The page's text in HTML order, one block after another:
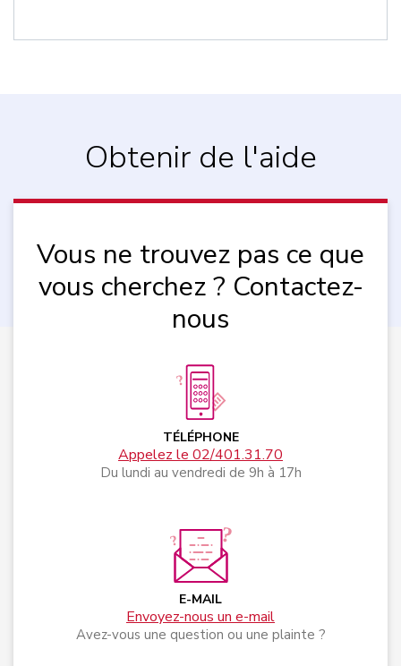
Obtenir de l'aide
Vous ne trouvez pas ce que
vous cherchez ? Contactez-
nous
TÉLÉPHONE
Appelez le 02/401.31.70
Du lundi au vendredi de 9h à 17h
E-MAIL
Envoyez-nous un e-mail
Avez-vous une question ou une plainte ?